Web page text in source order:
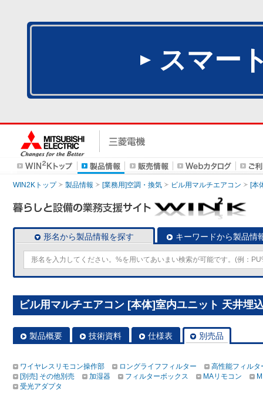
スマー
WIN2Kトップ 製品情報 [業務用]空調・換気 ビル用マルチエアコン [本
形名から製品情報を探す キーワードから製品情
ビル用マルチエアコン [本体]室内ユニット 天井埋
製品概要 技術資料 仕様表 別売品
ワイヤレスリモコン操作部 ロングライフフィルター
高性能フィルタ
[別売] その他別売
加湿器 フィルターボックス MAリモコン
受光アダプタ